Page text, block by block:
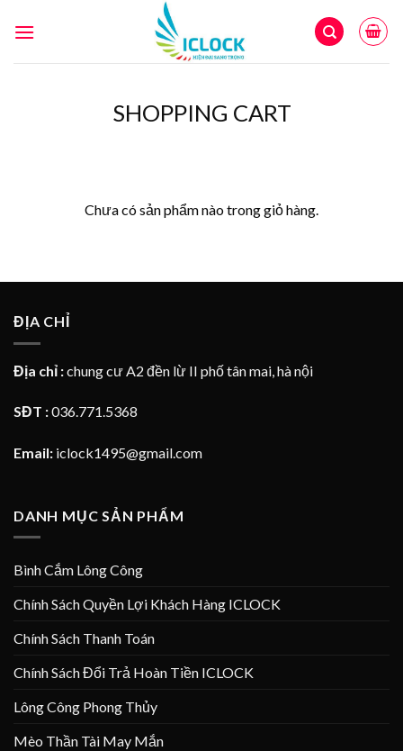
SHOPPING CART
Chưa có sản phẩm nào trong giỏ hàng.
ĐỊA CHỈ
Địa chỉ :chung cư A2 đền lừ II phố tân mai, hà nội
SĐT :036.771.5368
Email: iclock1495@gmail.com
DANH MỤC SẢN PHẨM
Bình Cắm Lông Công
Chính Sách Quyền Lợi Khách Hàng ICLOCK
Chính Sách Thanh Toán
Chính Sách Đổi Trả Hoàn Tiền ICLOCK
Lông Công Phong Thủy
Mèo Thần Tài May Mắn